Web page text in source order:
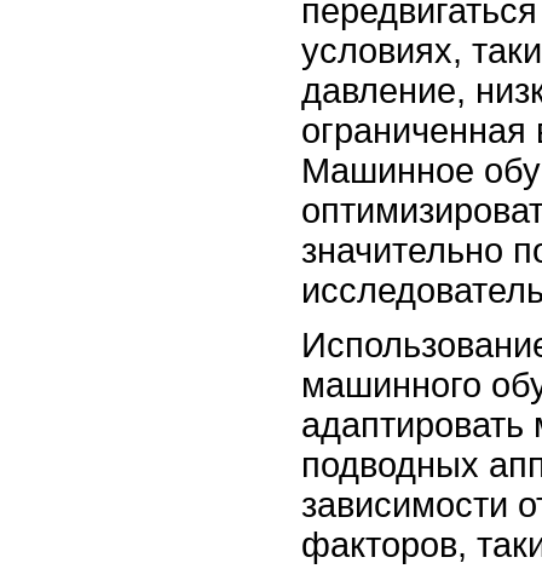
условиях,
давление,
ограниченная
Машинное
значительно
машинного
подводных
зависимости
факторов,